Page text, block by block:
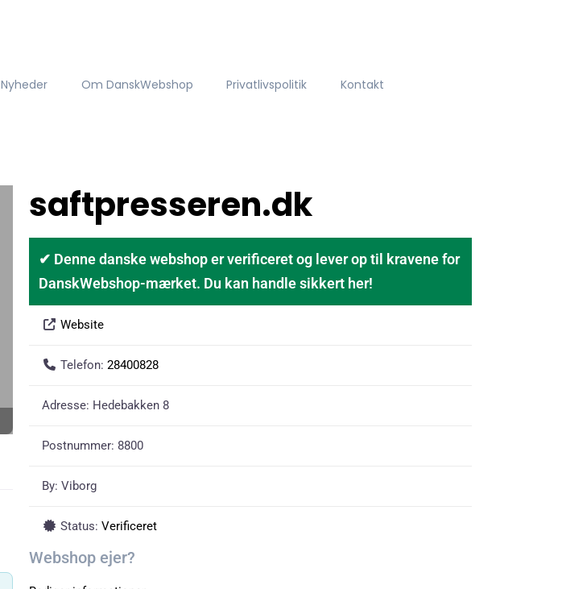
Nyheder Om DanskWebshop Privatlivspolitik Kontakt
saftpresseren.dk
✔ Denne danske webshop er verificeret og lever op til kravene for
DanskWebshop-mærket. Du kan handle sikkert her!
Website
Telefon: 28400828
Adresse: Hedebakken 8
Postnummer: 8800
By: Viborg
Status: Verificeret
Webshop ejer?